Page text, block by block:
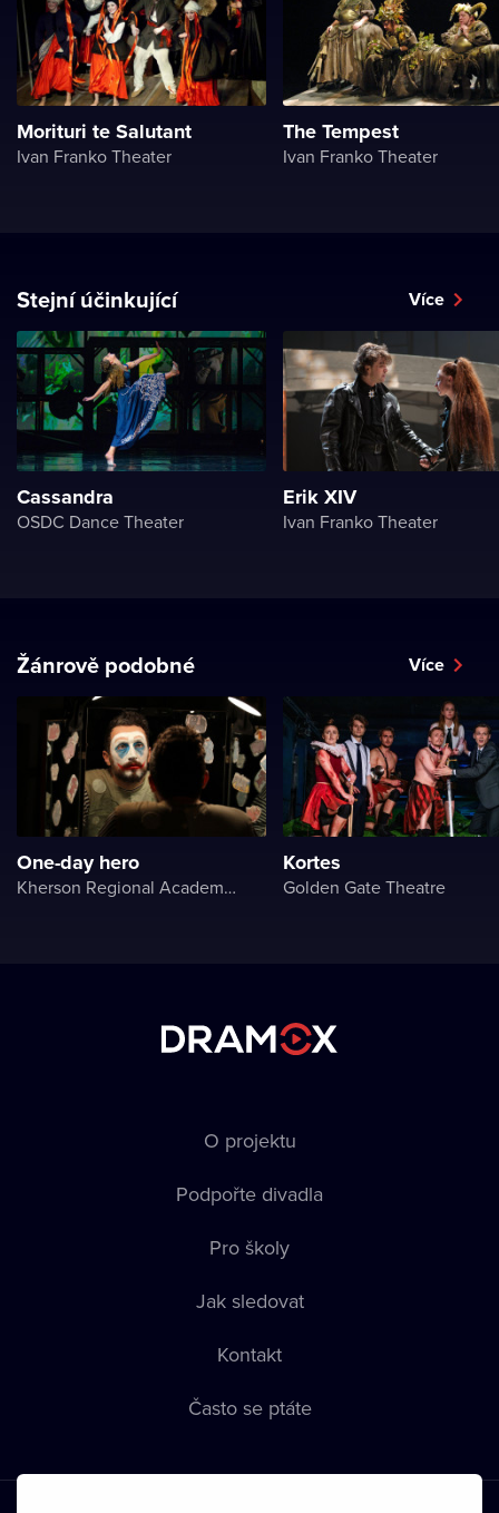
Morituri te Salutant
Ivan Franko Theater
The Tempest
Ivan Franko Theater
Stejní účinkující Více
Cassandra
OSDC Dance Theater
Erik XIV
Ivan Franko Theater
Žánrově podobné Více
One-day hero
Kherson Regional Academic Music and Drama Theater named after Mykola Kulish
Kortes
Golden Gate Theatre
O projektu
Podpořte divadla
Pro školy
Jak sledovat
Kontakt
Často se ptáte